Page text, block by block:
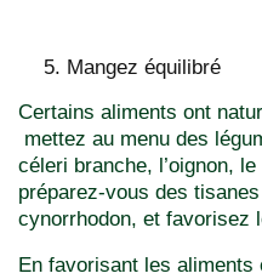
Mangez équilibré
Certains aliments ont
mettez au menu des
céleri branche, l’oignon,
préparez-vous des
cynorrhodon, et favorisez
En favorisant les